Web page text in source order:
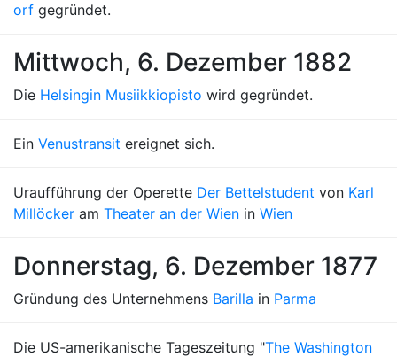
orf gegründet.
Mittwoch, 6. Dezember 1882
Die Helsingin Musiikkiopisto wird gegründet.
Ein Venustransit ereignet sich.
Uraufführung der Operette Der Bettelstudent von Karl
Millöcker am Theater an der Wien in Wien
Donnerstag, 6. Dezember 1877
Gründung des Unternehmens Barilla in Parma
Die US-amerikanische Tageszeitung "The Washington